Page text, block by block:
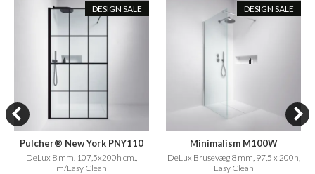
DESIGN SALE
Pulcher® New York PNY110
DeLux 8 mm. 107,5x200h cm.,
m/Easy Clean
DESIGN SALE
Minimalism M100W
DeLux Brusevæg 8 mm, 97,5 x 200h,
Easy Clean